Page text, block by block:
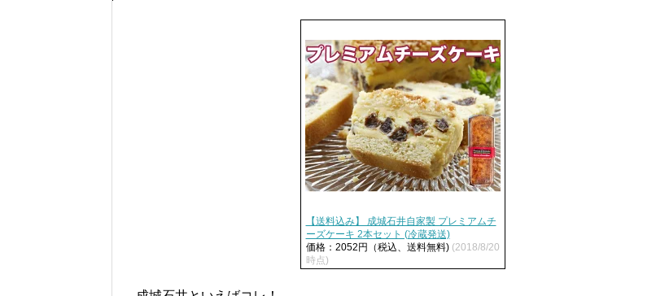
【送料込み】 成城石井自家製 プレミアムチ
ーズケーキ 2本セット (冷蔵発送)
価格：2052円（税込、送料無料) (2018/8/20
時点)